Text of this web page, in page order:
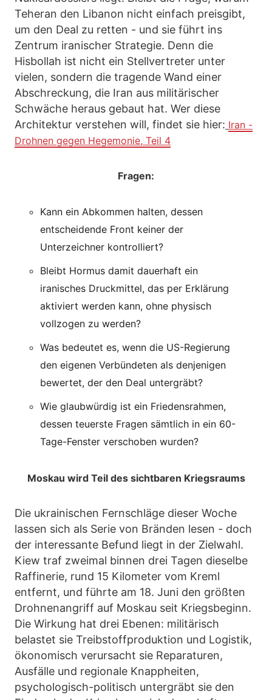
Teheran den Libanon nicht einfach preisgibt,
um den Deal zu retten - und sie führt ins
Zentrum iranischer Strategie. Denn die
Hisbollah ist nicht ein Stellvertreter unter
vielen, sondern die tragende Wand einer
Abschreckung, die Iran aus militärischer
Schwäche heraus gebaut hat. Wer diese
Architektur verstehen will, findet sie hier: Iran -
Drohnen gegen Hegemonie, Teil 4
Fragen:
Kann ein Abkommen halten, dessen
entscheidende Front keiner der
Unterzeichner kontrolliert?
Bleibt Hormus damit dauerhaft ein
iranisches Druckmittel, das per Erklärung
aktiviert werden kann, ohne physisch
vollzogen zu werden?
Was bedeutet es, wenn die US-Regierung
den eigenen Verbündeten als denjenigen
bewertet, der den Deal untergräbt?
Wie glaubwürdig ist ein Friedensrahmen,
dessen teuerste Fragen sämtlich in ein 60-
Tage-Fenster verschoben wurden?
Moskau wird Teil des sichtbaren Kriegsraums
Die ukrainischen Fernschläge dieser Woche
lassen sich als Serie von Bränden lesen - doch
der interessante Befund liegt in der Zielwahl.
Kiew traf zweimal binnen drei Tagen dieselbe
Raffinerie, rund 15 Kilometer vom Kreml
entfernt, und führte am 18. Juni den größten
Drohnenangriff auf Moskau seit Kriegsbeginn.
Die Wirkung hat drei Ebenen: militärisch
belastet sie Treibstoffproduktion und Logistik,
ökonomisch verursacht sie Reparaturen,
Ausfälle und regionale Knappheiten,
psychologisch-politisch untergräbt sie den